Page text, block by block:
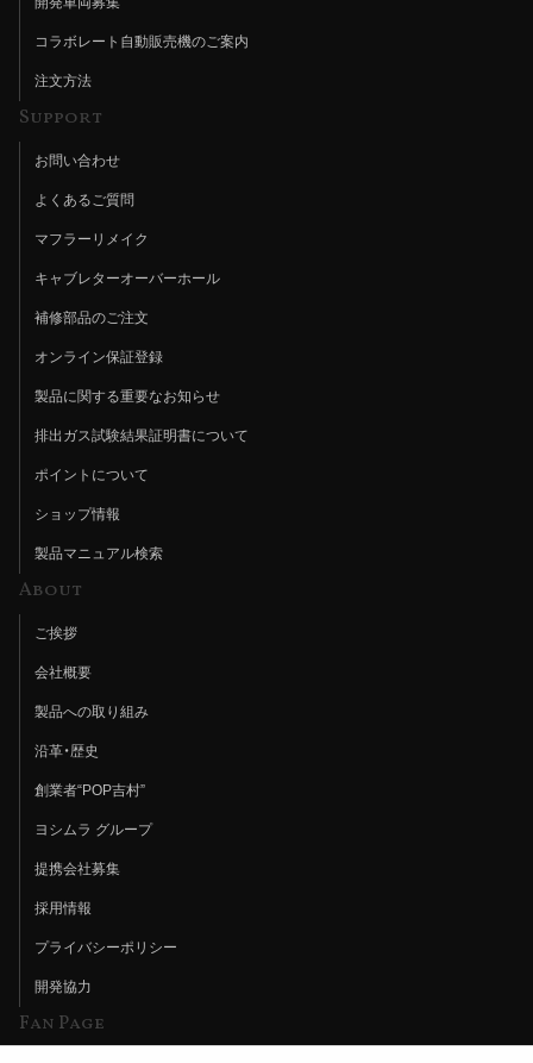
コラボレート自動販売機のご案内
注文方法
Support
お問い合わせ
よくあるご質問
マフラーリメイク
キャブレターオーバーホール
補修部品のご注文
オンライン保証登録
製品に関する重要なお知らせ
排出ガス試験結果証明書について
ポイントについて
ショップ情報
製品マニュアル検索
About
ご挨拶
会社概要
製品への取り組み
沿革・歴史
創業者“POP吉村”
ヨシムラ グループ
提携会社募集
採用情報
プライバシーポリシー
開発協力
Fan Page